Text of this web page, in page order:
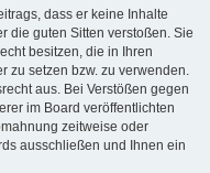
dass er keine Inhalte
die guten Sitten verstoßen. Sie
besitzen, die in Ihren
zu setzen bzw. zu verwenden.
aus. Bei Verstößen gegen
im Board veröffentlichten
zeitweise oder
ausschließen und Ihnen ein